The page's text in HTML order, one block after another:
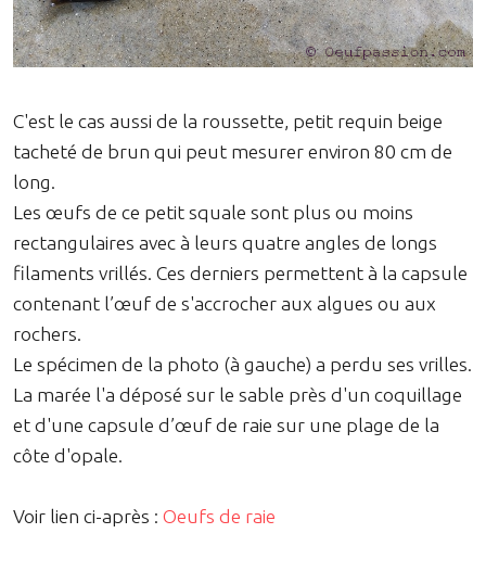
C'est le cas aussi de la roussette, petit requin beige
tacheté de brun qui peut mesurer environ 80 cm de
long.
Les œufs de ce petit squale sont plus ou moins
rectangulaires avec à leurs quatre angles de longs
filaments vrillés. Ces derniers permettent à la capsule
contenant l’œuf de s'accrocher aux algues ou aux
rochers.
Le spécimen de la photo (à gauche) a perdu ses vrilles.
La marée l'a déposé sur le sable près d'un coquillage
et d'une capsule d’œuf de raie sur une plage de la
côte d'opale.
Voir lien ci-après : Oeufs de raie